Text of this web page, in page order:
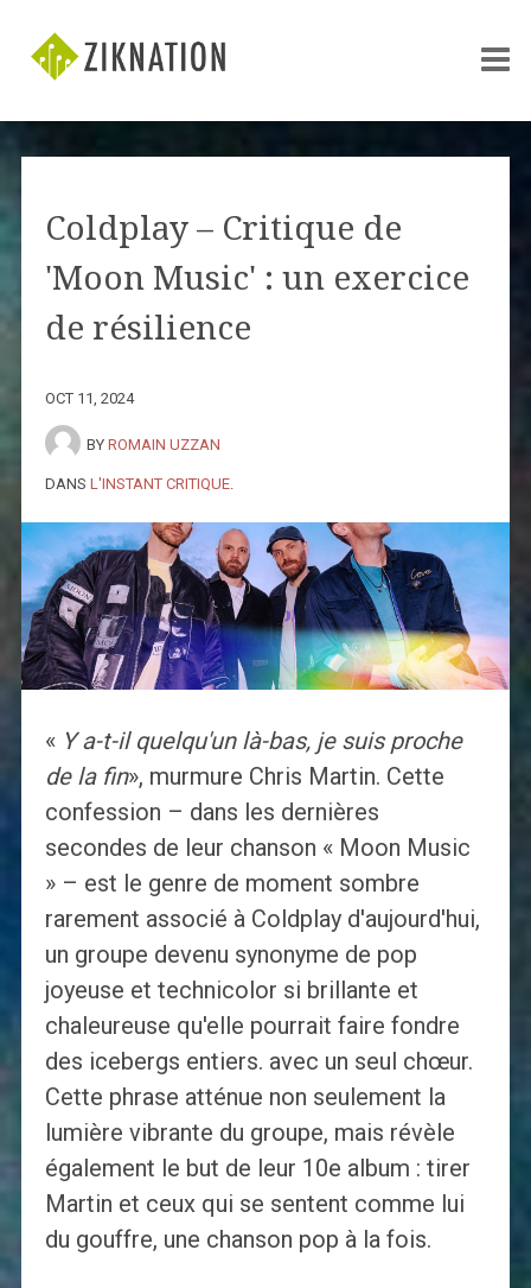
Coldplay – Critique de
'Moon Music' : un exercice
de résilience
OCT 11, 2024
BY ROMAIN UZZAN
DANS L'INSTANT CRITIQUE.
« Y a-t-il quelqu'un là-bas, je suis proche
de la fin», murmure Chris Martin. Cette
confession – dans les dernières
secondes de leur chanson « Moon Music
» – est le genre de moment sombre
rarement associé à Coldplay d'aujourd'hui,
un groupe devenu synonyme de pop
joyeuse et technicolor si brillante et
chaleureuse qu'elle pourrait faire fondre
des icebergs entiers. avec un seul chœur.
Cette phrase atténue non seulement la
lumière vibrante du groupe, mais révèle
également le but de leur 10e album : tirer
Martin et ceux qui se sentent comme lui
du gouffre, une chanson pop à la fois.